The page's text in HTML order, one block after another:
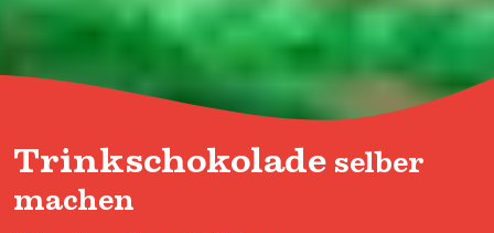
Trinkschokolade selber
machen